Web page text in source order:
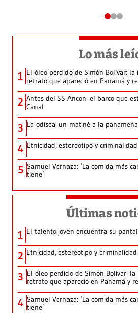
Lo más
1 El óleo perdido de Simón Bolívar:
retrato que apareció en Panamá y
2 Antes del SS Ancon: el barco que
Canal
3 La odisea: un matiné a la panameña
4 Etnicidad, estereotipo y criminalidad
5 Samuel Vernaza: ‘La comida más
tiene’
Últimas
1 El talento joven encuentra su
2 Etnicidad, estereotipo y criminalidad
3 El óleo perdido de Simón Bolívar:
retrato que apareció en Panamá y
4 Samuel Vernaza: ‘La comida más
tiene’